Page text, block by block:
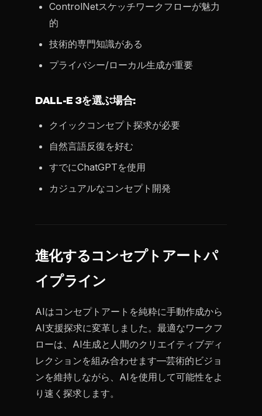
ControlNetスケッチワークフローが魅力
的
技術的専門知識がある
プライバシー/ローカル生成が重要
DALL-E 3を選ぶ場合:
クイックコンセプト探求が必要
自然言語反復を好む
すでにChatGPTを使用
カジュアルなコンセプト開発
進化するコンセプトアートパ
イプライン
AIはコンセプトアートを純粋に手動作成から
AI支援探求に変革しました。最適なワークフ
ローは、AI生成と人間のクリエイティブディ
レクションを組み合わせます—芸術的ビジョ
ンを維持しながら、AIを使用して可能性をよ
り速く探求します。